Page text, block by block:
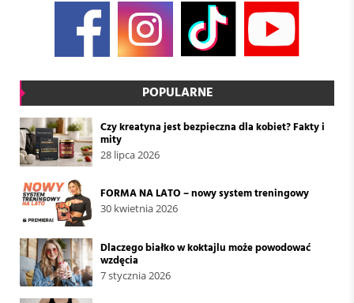
POPULARNE
Czy kreatyna jest bezpieczna dla kobiet? Fakty i
mity
28 lipca 2026
FORMA NA LATO – nowy system treningowy
30 kwietnia 2026
Dlaczego białko w koktajlu może powodować
wzdęcia
7 stycznia 2026